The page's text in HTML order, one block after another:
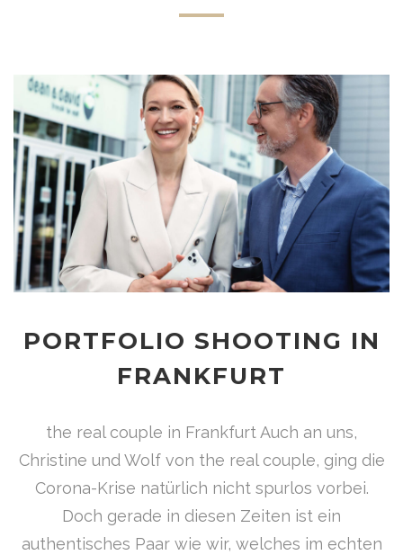
PORTFOLIO SHOOTING IN
FRANKFURT
the real couple in Frankfurt Auch an uns,
Christine und Wolf von the real couple, ging die
Corona-Krise natürlich nicht spurlos vorbei.
Doch gerade in diesen Zeiten ist ein
authentisches Paar wie wir, welches im echten